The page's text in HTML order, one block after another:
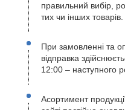
правильний вибір,
тих чи інших товарів.
При замовленні та
відправка
12:00 – наступного
Асортимент